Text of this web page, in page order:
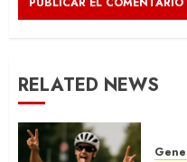
RELATED NEWS